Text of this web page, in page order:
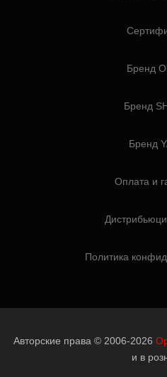
Бренд
Бренд
Бренд
Оплата и
Политика
Авторские права © 2006-2026
и в